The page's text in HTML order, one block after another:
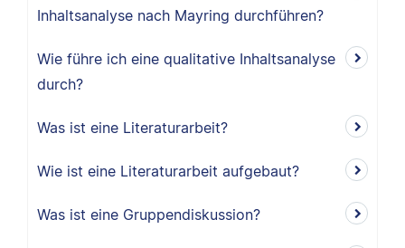
Inhaltsanalyse nach Mayring durchführen?
Wie führe ich eine qualitative Inhaltsanalyse
durch?
Was ist eine Literaturarbeit?
Wie ist eine Literaturarbeit aufgebaut?
Was ist eine Gruppendiskussion?